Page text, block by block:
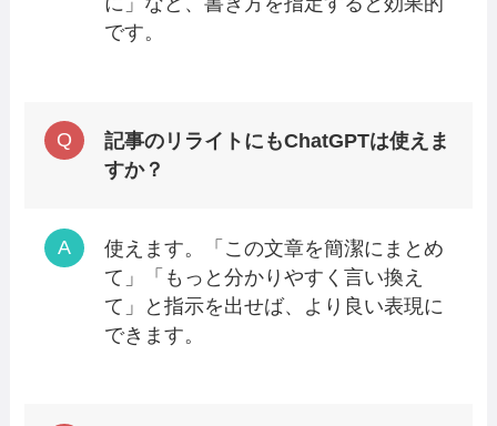
です。
記事のリライトにもChatGPTは使えま
すか？
使えます。「この文章を簡潔にまとめ
て」「もっと分かりやすく言い換え
て」と指示を出せば、より良い表現に
できます。